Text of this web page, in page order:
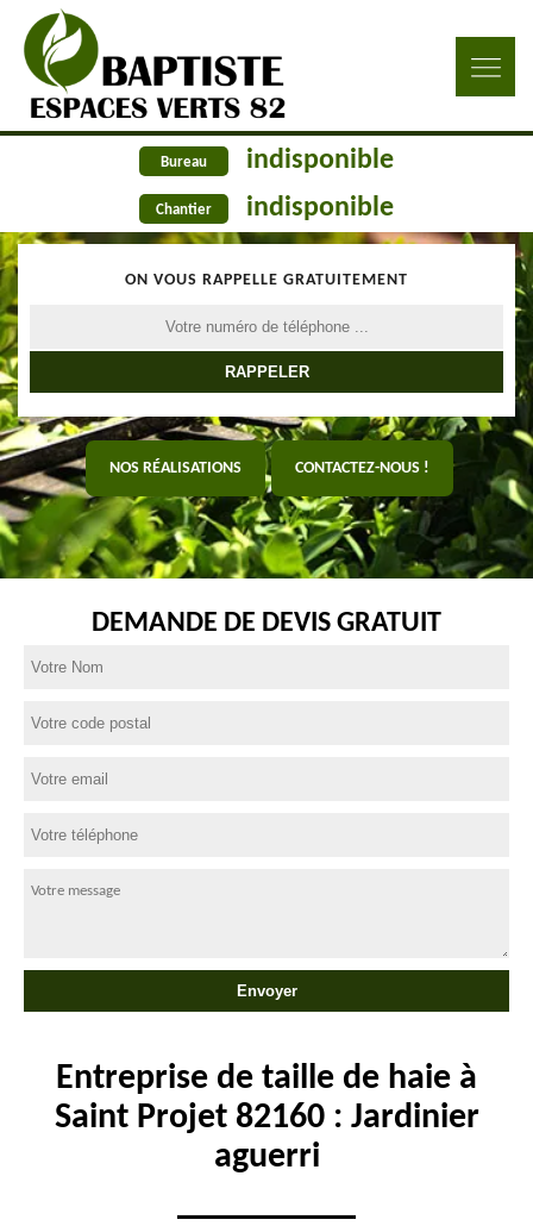
Bureau indisponible
Chantier indisponible
ON VOUS RAPPELLE GRATUITEMENT
NOS RÉALISATIONS CONTACTEZ-NOUS !
DEMANDE DE DEVIS GRATUIT
Entreprise de taille de haie à
Saint Projet 82160 : Jardinier
aguerri